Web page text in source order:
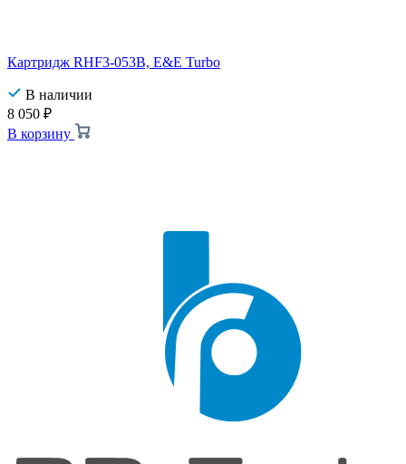
Картридж RHF3-053B, E&E Turbo
В наличии
8 050 ₽
В корзину